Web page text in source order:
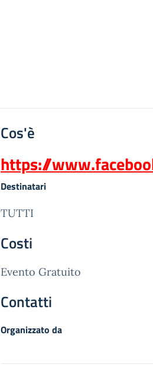
Cos'è
https://
Destinatari
TUTTI
Costi
Evento Gratuito
Contatti
Organizzato da